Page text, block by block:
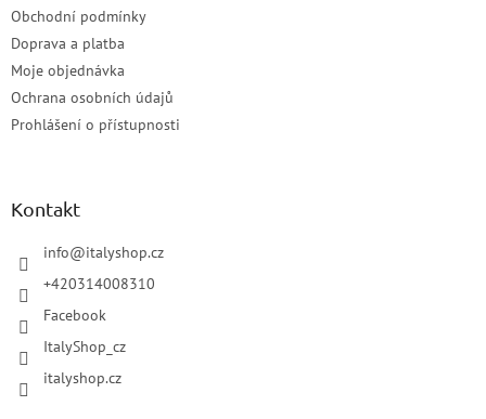
Obchodní podmínky
Doprava a platba
Moje objednávka
Ochrana osobních údajů
Prohlášení o přístupnosti
Kontakt
info@italyshop.cz
+420314008310
Facebook
ItalyShop_cz
italyshop.cz